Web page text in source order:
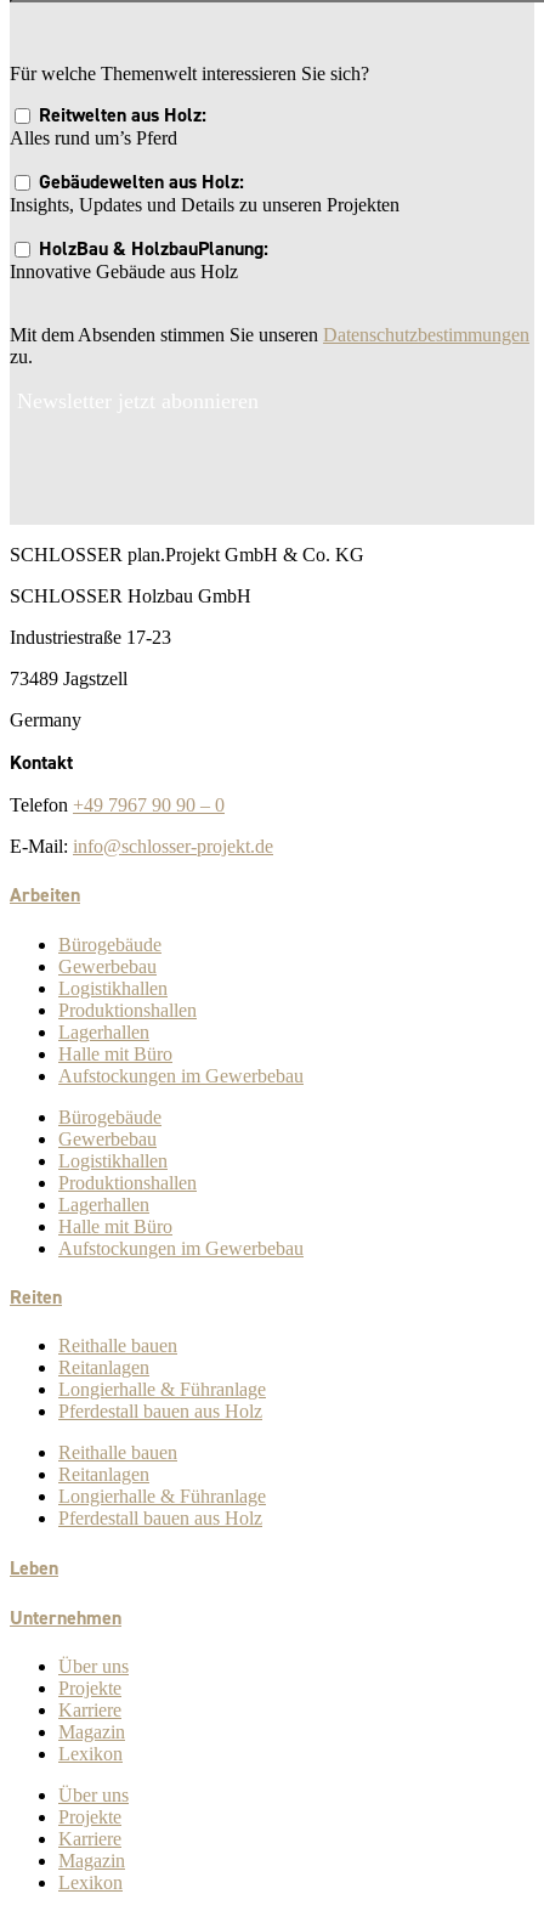
Für welche Themenwelt interessieren Sie sich?
Reitwelten aus Holz:
Alles rund um’s Pferd
Gebäudewelten aus Holz:
Insights, Updates und Details zu unseren Projekten
HolzBau & HolzbauPlanung:
Innovative Gebäude aus Holz
Mit dem Absenden stimmen Sie unseren Datenschutzbestimmungen
zu.
Newsletter jetzt abonnieren
SCHLOSSER plan.Projekt GmbH & Co. KG
SCHLOSSER Holzbau GmbH
Industriestraße 17-23
73489 Jagstzell
Germany
Kontakt
Telefon +49 7967 90 90 – 0
E-Mail: info@schlosser-projekt.de
Arbeiten
Bürogebäude
Gewerbebau
Logistikhallen
Produktionshallen
Lagerhallen
Halle mit Büro
Aufstockungen im Gewerbebau
Bürogebäude
Gewerbebau
Logistikhallen
Produktionshallen
Lagerhallen
Halle mit Büro
Aufstockungen im Gewerbebau
Reiten
Reithalle bauen
Reitanlagen
Longierhalle & Führanlage
Pferdestall bauen aus Holz
Reithalle bauen
Reitanlagen
Longierhalle & Führanlage
Pferdestall bauen aus Holz
Leben
Unternehmen
Über uns
Projekte
Karriere
Magazin
Lexikon
Über uns
Projekte
Karriere
Magazin
Lexikon